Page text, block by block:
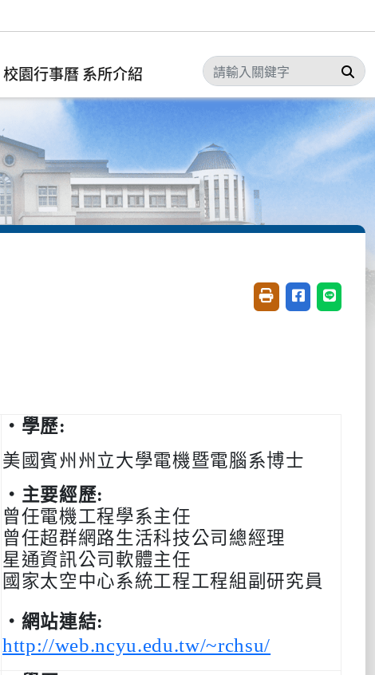
校園行事曆系所介紹 搜
友善列印(開新視窗)
分享至臉書(
分享至
‧學歷:
美國賓州州立大學電機暨電腦系博士
‧主要經歷:
曾任電機工程學系主任
曾任超群網路生活科技公司總經理
星通資訊公司軟體主任
國家太空中心系統工程工程組副研究員
‧網站連結:
http://web.ncyu.edu.tw/~rchsu/